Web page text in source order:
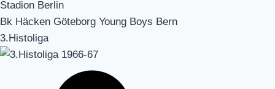
Stadion Berlin
Bk Häcken Göteborg Young Boys Bern
3.Histoliga